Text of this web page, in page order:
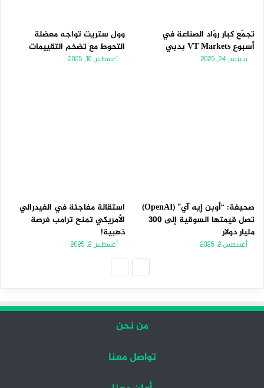
تجمّع كبار روّاد الصناعة في
أسبوع VT Markets بدبي
سبتمبر 24, 2025
وول ستريت تواجه معضلة
التحوط مع تضخم التقييمات
أغسطس 16, 2025
صحيفة: “أوبن إيه آي” (OpenAI)
تصل قيمتها السوقية إلى 300
مليار دولار
أغسطس 2, 2025
استقالة مفاجئة في الفيدرالي
الأمريكي تمنح ترامب فرصة
ذهبية!
أغسطس 2, 2025
من نحن
تواصل معنا